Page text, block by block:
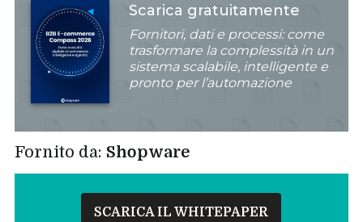
Scarica gratuitamente
Fornitori, dati e processi: come
trasformare la complessità in un
sistema scalabile, intelligente e
pronto per l’automazione
Fornito da: Shopware
SCARICA IL WHITEPAPER